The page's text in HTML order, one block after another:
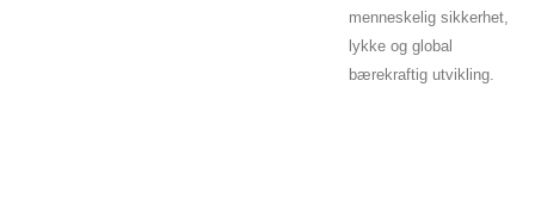
menneskelig sikkerhet,
lykke og global
bærekraftig utvikling.